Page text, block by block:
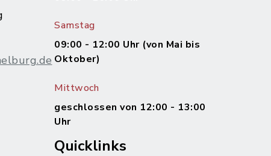
Samstag
09:00 - 12:00 Uhr (von Mai bis
Oktober)
Mittwoch
geschlossen von 12:00 - 13:00
Uhr
Quicklinks